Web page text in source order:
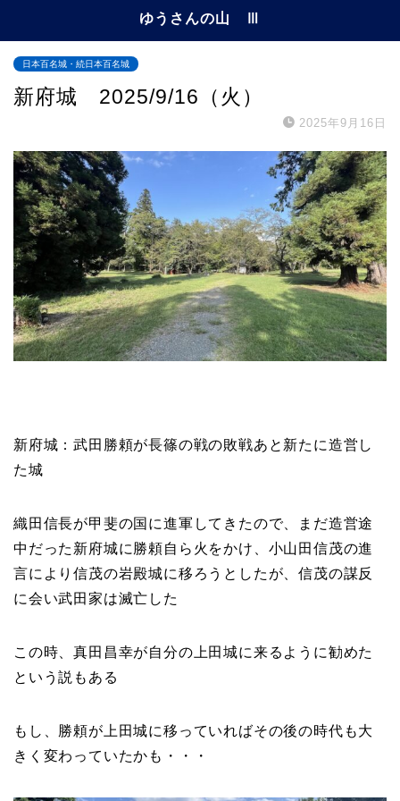
ゆうさんの山 Ⅲ
日本百名城・続日本百名城
新府城 2025/9/16（火）
2025年9月16日
新府城：武田勝頼が長篠の戦の敗戦あと新たに造営し
た城
織田信長が甲斐の国に進軍してきたので、まだ造営途
中だった新府城に勝頼自ら火をかけ、小山田信茂の進
言により信茂の岩殿城に移ろうとしたが、信茂の謀反
に会い武田家は滅亡した
この時、真田昌幸が自分の上田城に来るように勧めた
という説もある
もし、勝頼が上田城に移っていればその後の時代も大
きく変わっていたかも・・・